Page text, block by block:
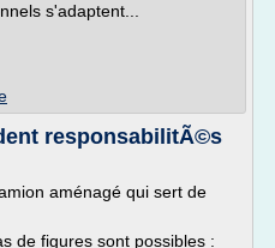
s'adaptent...
responsabilitÃ©s
aménagé qui sert de
de figures sont possibles :